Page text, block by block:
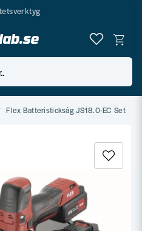
999 SEK*
för alla
Göteborg
Flex Batteristicksåg JS18.0-EC Set